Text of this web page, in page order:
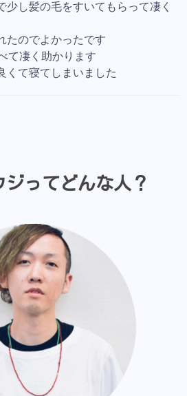
少し髪の毛をすいてもらって凄く
たのでよかったです
て凄く助かります
くて寝てしまいました
ってどんな人？